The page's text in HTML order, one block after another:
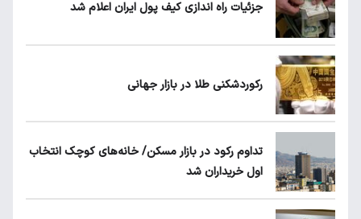
زمان شارژ کالابرگ با رقم آخر کد ملی صفر تا ۲
جزئیات راه اندازی کیف پول ایران اعلام شد
رکوردشکنی طلا در بازار جهانی
تداوم رکود در بازار مسکن/ خانه‌های کوچک انتخاب
اول خریداران شد